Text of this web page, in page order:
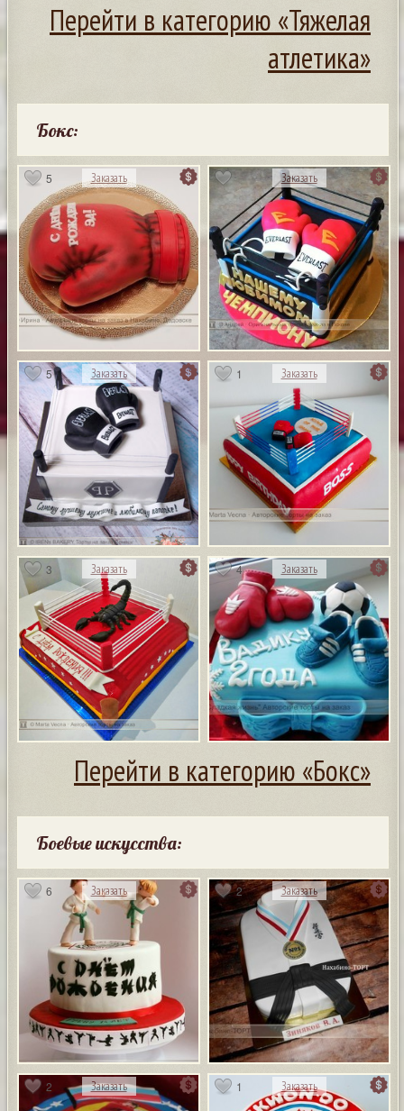
Перейти в категорию «Тяжелая
атлетика»
Бокс:
5 Заказать Заказать
5 Заказать 1 Заказать
3 Заказать 4 Заказать
Перейти в категорию «Бокс»
Боевые искусства:
6 Заказать 2 Заказать
2 Заказать 1 Заказать